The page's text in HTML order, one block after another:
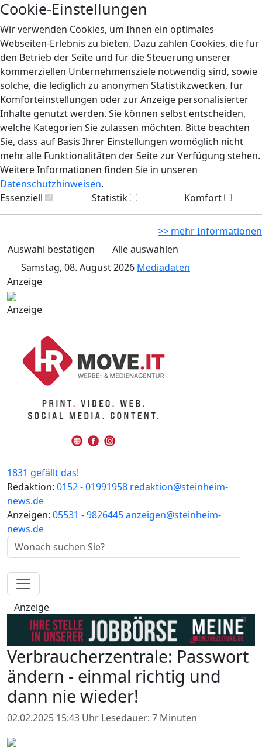
Cookie-Einstellungen
Wir verwenden Cookies, um Ihnen ein optimales
Webseiten-Erlebnis zu bieten. Dazu zählen Cookies, die für
den Betrieb der Seite und für die Steuerung unserer
kommerziellen Unternehmensziele notwendig sind, sowie
solche, die lediglich zu anonymen Statistikzwecken, für
Komforteinstellungen oder zur Anzeige personalisierter
Inhalte genutzt werden. Sie können selbst entscheiden,
welche Kategorien Sie zulassen möchten. Bitte beachten
Sie, dass auf Basis Ihrer Einstellungen womöglich nicht
mehr alle Funktionalitäten der Seite zur Verfügung stehen.
Weitere Informationen finden Sie in unseren
Datenschutzhinweisen.
Essenziell
Statistik Komfort
>> mehr Informationen
Auswahl bestätigen
Alle auswählen
Samstag, 08. August 2026 Mediadaten
Anzeige
Anzeige
1831 gefällt das!
Redaktion: 0152 - 01991958 redaktion@steinheim-
news.de
Anzeigen: 05531 - 9826445anzeigen@steinheim-
news.de
Anzeige
Verbraucherzentrale: Passwort
ändern - einmal richtig und
dann nie wieder!
02.02.2025 15:43 Uhr Lesedauer: 7 Minuten